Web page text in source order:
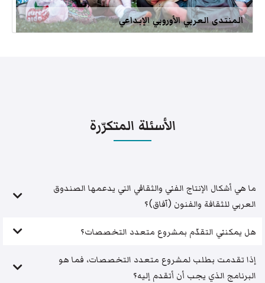
المنتدى العربي الأوروبي الإبداعي
الأسئلة المتكرّرة
ما هي أشكال الإنتاج الفني والثقافي التي يدعمها الصندوق
العربي للثقافة والفنون (آفاق)؟
هل يمكنني التقدّم بمشروع متعدد التخصصات؟
إذا تقدمت بطلب لمشروع متعدد التخصصات، فما هو
البرنامج الذي يجب أن أتقدم إليه؟